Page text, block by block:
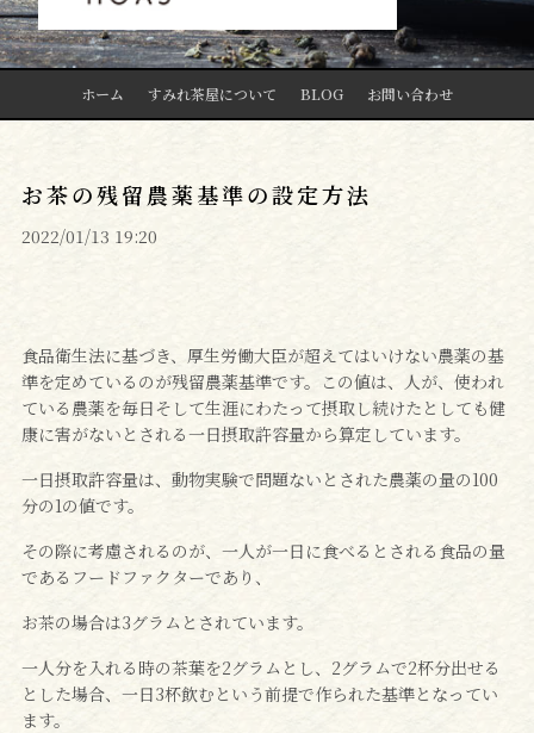
ホーム すみれ茶屋について BLOG お問い合わせ
お茶の残留農薬基準の設定方法
2022/01/13 19:20
食品衛生法に基づき、厚生労働大臣が超えてはいけない農薬の基
準を定めているのが残留農薬基準です。この値は、人が、使われ
ている農薬を毎日そして生涯にわたって摂取し続けたとしても健
康に害がないとされる一日摂取許容量から算定しています。
一日摂取許容量は、動物実験で問題ないとされた農薬の量の100
分の1の値です。
その際に考慮されるのが、一人が一日に食べるとされる食品の量
であるフードファクターであり、
お茶の場合は3グラムとされています。
一人分を入れる時の茶葉を2グラムとし、2グラムで2杯分出せる
とした場合、一日3杯飲むという前提で作られた基準となってい
ます。